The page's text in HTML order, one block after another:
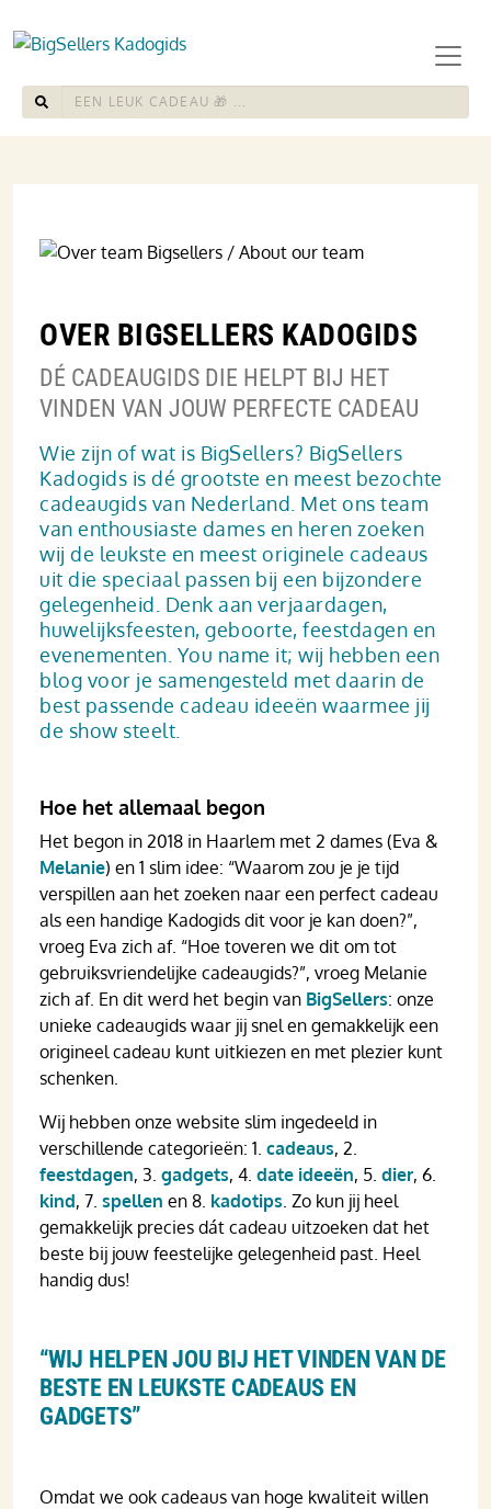
OVER BIGSELLERS KADOGIDS
DÉ CADEAUGIDS DIE HELPT BIJ HET
VINDEN VAN JOUW PERFECTE CADEAU
Wie zijn of wat is BigSellers? BigSellers
Kadogids is dé grootste en meest bezochte
cadeaugids van Nederland. Met ons team
van enthousiaste dames en heren zoeken
wij de leukste en meest originele cadeaus
uit die speciaal passen bij een bijzondere
gelegenheid. Denk aan verjaardagen,
huwelijks­feesten, geboorte, feestdagen en
evenementen. You name it; wij hebben een
blog voor je samen­gesteld met daarin de
best passende cadeau ideeën waarmee jij
de show steelt.
Hoe het allemaal begon
Het begon in 2018 in Haarlem met 2 dames (Eva &
Melanie) en 1 slim idee: “Waarom zou je je tijd
verspillen aan het zoeken naar een perfect cadeau
als een handige Kadogids dit voor je kan doen?”,
vroeg Eva zich af. “Hoe toveren we dit om tot
gebruiksvriendelijke cadeaugids?”, vroeg Melanie
zich af. En dit werd het begin van BigSellers: onze
unieke cadeaugids waar jij snel en gemakkelijk een
origineel cadeau kunt uitkiezen en met plezier kunt
schenken.
Wij hebben onze website slim ingedeeld in
verschillende categorieën: 1. cadeaus, 2.
feestdagen, 3. gadgets, 4. date ideeën, 5. dier, 6.
kind, 7. spellen en 8. kadotips . Zo kun jij heel
gemakkelijk precies dát cadeau uitzoeken dat het
beste bij jouw feestelijke gelegenheid past. Heel
handig dus!
“WIJ HELPEN JOU BIJ HET VINDEN VAN DE
BESTE EN LEUKSTE CADEAUS EN
GADGETS”
Omdat we ook cadeaus van hoge kwaliteit willen